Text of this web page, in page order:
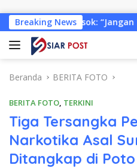
Langsung
ke
konten
Breaking News
Tunggu Laut Rusak!”
Beranda BERITA FOTO
BERITA FOTO, TERKINI
Tiga Tersangka
Narkotika Asal
Ditangkap di Poto